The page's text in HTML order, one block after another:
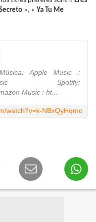
», « Ya Tu Me
Apple Music :
Spotify:
Music : ht...
watch?v=k-NBxQyHqmo